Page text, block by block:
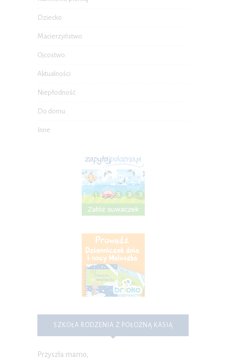
Dziecko
Macierzyństwo
Ojcostwo
Aktualności
Niepłodność
Do domu
Inne
SZKOŁA RODZENIA Z POŁOŻNĄ KASIĄ
Przyszła mamo,